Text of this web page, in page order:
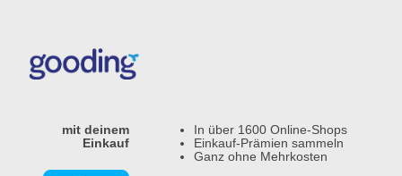
mit deinem
Einkauf
In über 1600 Online-Shops
Einkauf-Prämien sammeln
Ganz ohne Mehrkosten